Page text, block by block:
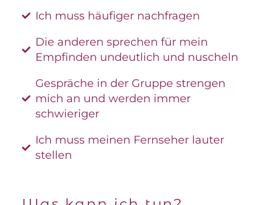
Ich muss häufiger nachfragen
Die anderen sprechen für mein
Empfinden undeutlich und nuscheln
Gespräche in der Gruppe strengen
mich an und werden immer
schwieriger
Ich muss meinen Fernseher lauter
stellen